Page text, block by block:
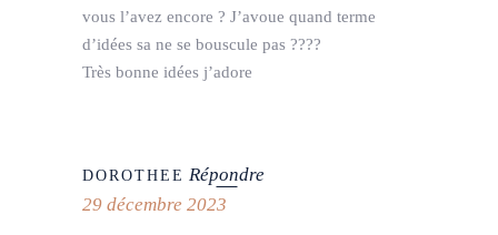
vous l’avez encore ? J’avoue quand terme
d’idées sa ne se bouscule pas ????
Très bonne idées j’adore
DOROTHEE Répondre
29 décembre 2023